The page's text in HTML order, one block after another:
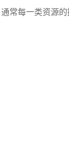
通常每一类资源